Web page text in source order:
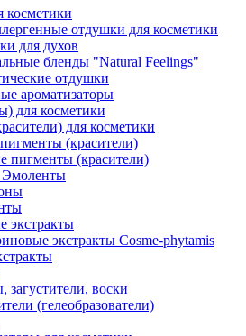
косметики
отдушки для косметики
для духов
бленды "Natural Feelings"
отдушки
ароматизаторы
для косметики
для косметики
(красители)
пигменты (красители)
экстракты
экстракты Cosme-phytamis
загустители, воски
(гелеобразователи)